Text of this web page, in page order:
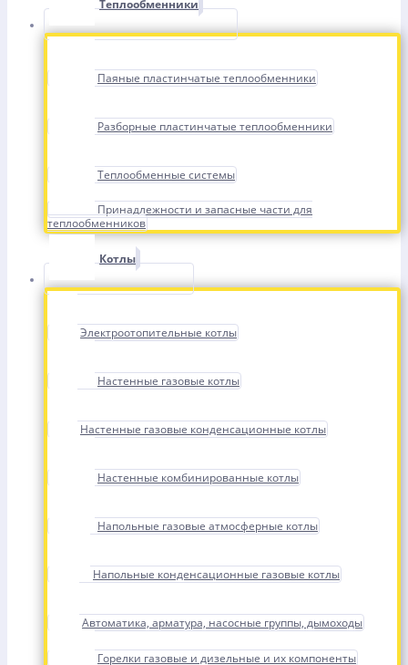
Теплообменники
Паяные пластинчатые теплообменники
Разборные пластинчатые теплообменники
Теплообменные системы
Принадлежности и запасные части для
теплообменников
Котлы
Электроотопительные котлы
Настенные газовые котлы
Настенные газовые конденсационные котлы
Настенные комбинированные котлы
Напольные газовые атмосферные котлы
Напольные конденсационные газовые котлы
Автоматика, арматура, насосные группы, дымоходы
Горелки газовые и дизельные и их компоненты